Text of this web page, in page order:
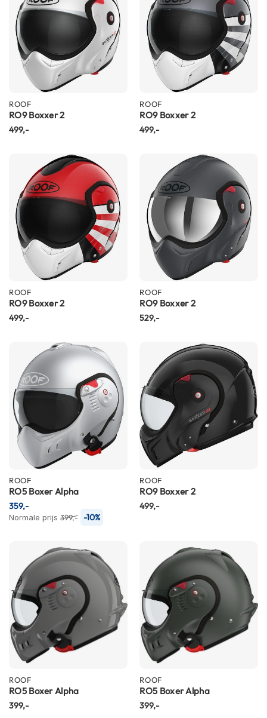
m
e
n
R
a
h
e
l
m
e
t
r
o
h
e
n
S
e
m
o
t
o
r
h
e
m
e
n
F
a
c
k
e
l
m
e
H
e
ROOF
RO9 Boxxer 2
499,-
ROOF
RO9 Boxxer 2
499,-
ROOF
RO9 Boxxer 2
499,-
ROOF
RO9 Boxxer 2
529,-
ROOF
RO5 Boxer Alpha
Normale prijs 399,- -10%
359,-
ROOF
RO9 Boxxer 2
499,-
ROOF
RO5 Boxer Alpha
399,-
ROOF
RO5 Boxer Alpha
399,-